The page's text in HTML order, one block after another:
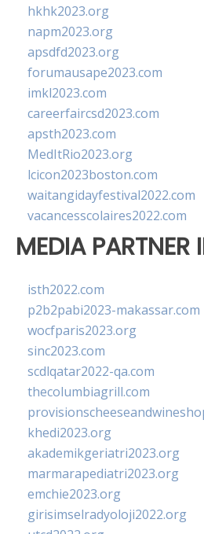
hkhk2023.org
napm2023.org
apsdfd2023.org
forumausape2023.com
imkl2023.com
careerfaircsd2023.com
apsth2023.com
MedItRio2023.org
lcicon2023boston.com
waitangidayfestival2022.com
vacancesscolaires2022.com
MEDIA PARTNER
isth2022.com
p2b2pabi2023-makassar.com
wocfparis2023.org
sinc2023.com
scdlqatar2022-qa.com
thecolumbiagrill.com
khedi2023.org
akademikgeriatri2023.org
marmarapediatri2023.org
emchie2023.org
girisimselradyoloji2022.org